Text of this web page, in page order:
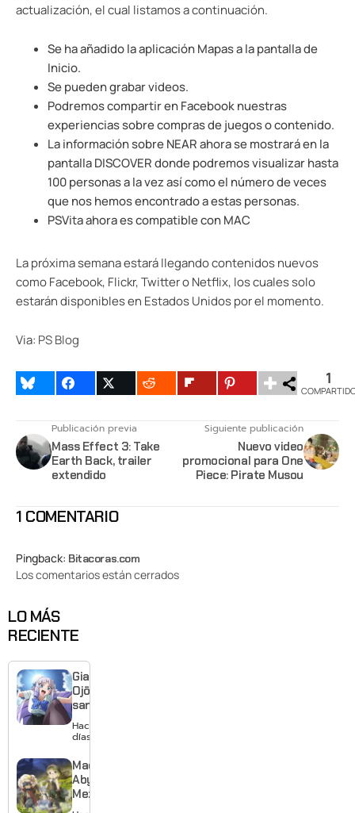
actualización, el cual listamos a continuación.
Se ha añadido la aplicación Mapas a la pantalla de
Inicio.
Se pueden grabar videos.
Podremos compartir en Facebook nuestras
experiencias sobre compras de juegos o contenido.
La información sobre NEAR ahora se mostrará en la
pantalla DISCOVER donde podremos visualizar hasta
100 personas a la vez así como el número de veces
que nos hemos encontrado a estas personas.
PSVita ahora es compatible con MAC
La próxima semana estará llegando contenidos nuevos
como Facebook, Flickr, Twitter o Netflix, los cuales solo
estarán disponibles en Estados Unidos por el momento.
Via: PS Blog
1
Publicación previa
Mass Effect 3: Take
Earth Back, trailer
extendido
Siguiente publicación
Nuevo video
promocional para One
Piece: Pirate Musou
1 COMENTARIO
Pingback: Bitacoras.com
Los comentarios están cerrados
LO MÁS
RECIENTE
Giant
Ojō-
sama
revela
visual y
estreno
para
enero de
Hace 2
días
Made in
Abyss:
Mezameru
Shinpi